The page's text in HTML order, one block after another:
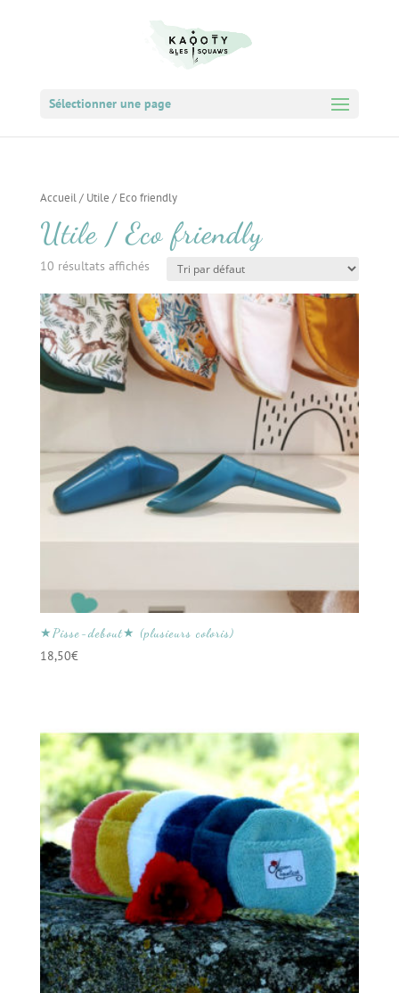
Sélectionner une page
Accueil/ Utile / Eco friendly
Utile / Eco friendly
10 résultats affichés
★Pisse-debout★ (plusieurs coloris)
18,50€